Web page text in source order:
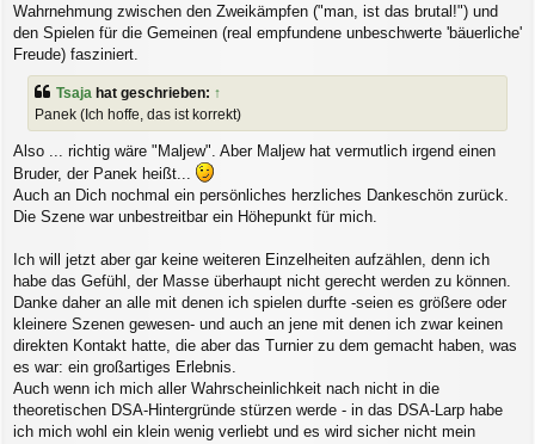
Wahrnehmung zwischen den Zweikämpfen ("man, ist das brutal!") und
den Spielen für die Gemeinen (real empfundene unbeschwerte 'bäuerliche'
Freude) fasziniert.
Tsaja hat geschrieben: ↑
Panek (Ich hoffe, das ist korrekt)
Also ... richtig wäre "Maljew". Aber Maljew hat vermutlich irgend einen
Bruder, der Panek heißt...
Auch an Dich nochmal ein persönliches herzliches Dankeschön zurück.
Die Szene war unbestreitbar ein Höhepunkt für mich.
Ich will jetzt aber gar keine weiteren Einzelheiten aufzählen, denn ich
habe das Gefühl, der Masse überhaupt nicht gerecht werden zu können.
Danke daher an alle mit denen ich spielen durfte -seien es größere oder
kleinere Szenen gewesen- und auch an jene mit denen ich zwar keinen
direkten Kontakt hatte, die aber das Turnier zu dem gemacht haben, was
es war: ein großartiges Erlebnis.
Auch wenn ich mich aller Wahrscheinlichkeit nach nicht in die
theoretischen DSA-Hintergründe stürzen werde - in das DSA-Larp habe
ich mich wohl ein klein wenig verliebt und es wird sicher nicht mein